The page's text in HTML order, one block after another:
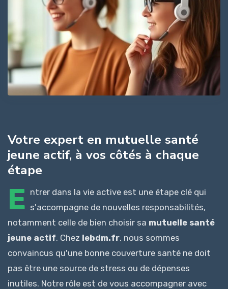
Votre expert en mutuelle santé
jeune actif, à vos côtés à chaque
étape
E ntrer dans la vie active est une étape clé qui
s'accompagne de nouvelles responsabilités,
notamment celle de bien choisir sa mutuelle santé
jeune actif. Chez lebdm.fr, nous sommes
convaincus qu'une bonne couverture santé ne doit
pas être une source de stress ou de dépenses
inutiles. Notre rôle est de vous accompagner avec